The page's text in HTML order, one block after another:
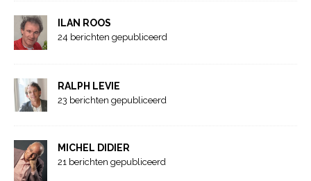
ILAN ROOS
24 berichten gepubliceerd
RALPH LEVIE
23 berichten gepubliceerd
MICHEL DIDIER
21 berichten gepubliceerd